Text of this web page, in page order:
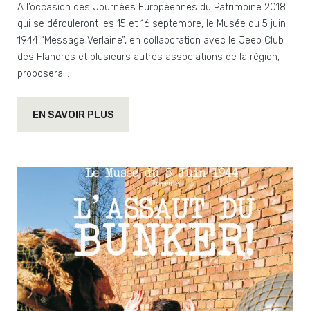
A l’occasion des Journées Européennes du Patrimoine 2018
qui se dérouleront les 15 et 16 septembre, le Musée du 5 juin
1944 “Message Verlaine”, en collaboration avec le Jeep Club
des Flandres et plusieurs autres associations de la région,
proposera…
EN SAVOIR PLUS